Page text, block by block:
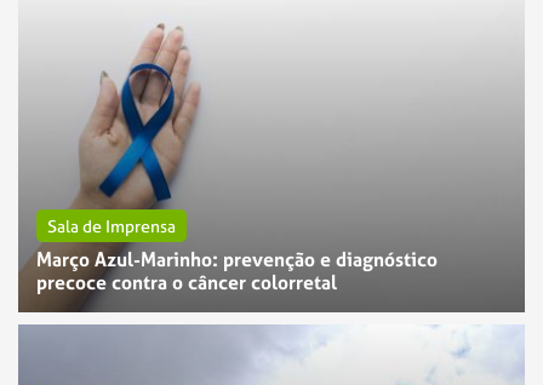
Sala de Imprensa
Março Azul-Marinho: prevenção e diagnóstico
precoce contra o câncer colorretal